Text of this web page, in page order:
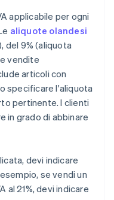
applicabile per ogni
aliquote olandesi
del 9% (aliquota
vendite
articoli con
specificare l'aliquota
pertinente. I clienti
in grado di abbinare
devi indicare
se vendi un
al 21%, devi indicare